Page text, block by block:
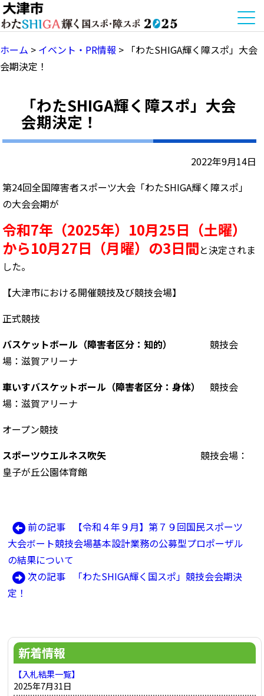
ホーム > イベント・PR情報 > 「わたSHIGA輝く障スポ」大会
会期決定！
「わたSHIGA輝く障スポ」大会
会期決定！
2022年9月14日
第24回全国障害者スポーツ大会「わたSHIGA輝く障スポ」
の大会会期が
令和7年（2025年）10月25日（土曜）
から10月27日（月曜）の3日間と決定されま
した。
【大津市における開催競技及び競技会場】
正式競技
バスケットボール（障害者区分：知的）
競技会
場：滋賀アリーナ
車いすバスケットボール（障害者区分：身体）
競技会
場：滋賀アリーナ
オープン競技
スポーツウエルネス吹矢 競技会場：
皇子が丘公園体育館
投
稿
ナ
ビ
シ
前の記事
前
の
記
事:
【令和４年９月】第７９回国民スポーツ
大会ボート競技会場基本設計業務の公募型プロポーザル
の結果について
次の記事
次
「わたSHIGA輝く国スポ」競技会会期決
定！
新着情報
【入札結果一覧】
2025年7月31日